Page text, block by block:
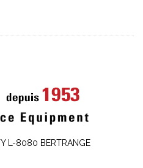
L-8080 BERTRANGE